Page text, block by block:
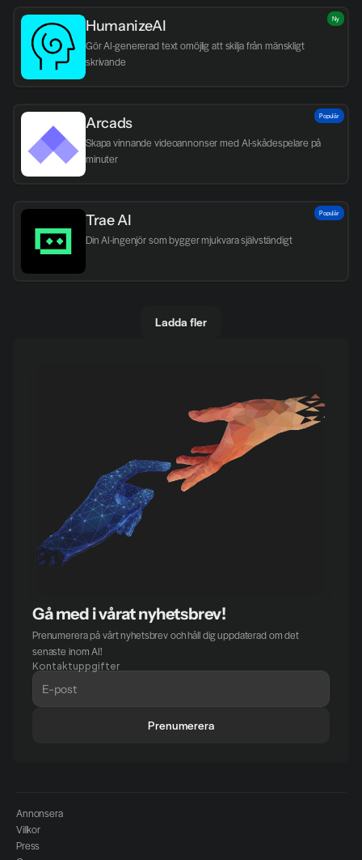
HumanizeAI
Gör AI-genererad text omöjlig att skilja från mänskligt
skrivande
Ny
Arcads
Skapa vinnande videoannonser med AI-skådespelare på
minuter
Populär
Trae AI
Din AI-ingenjör som bygger mjukvara självständigt
Populär
Ladda fler
Gå med i vårat nyhetsbrev!
Prenumerera på vårt nyhetsbrev och håll dig uppdaterad om det
senaste inom AI!
Kontaktuppgifter
Prenumerera
Annonsera
Villkor
Press